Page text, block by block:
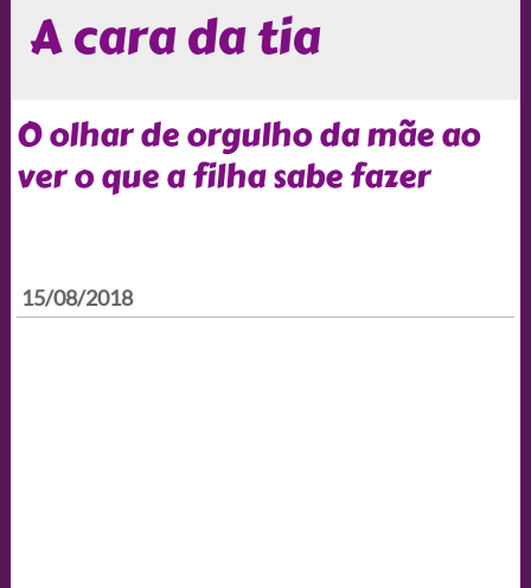
A cara da tia
O olhar de orgulho da mãe ao
ver o que a filha sabe fazer
15/08/2018